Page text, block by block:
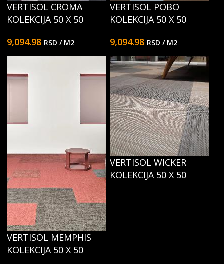
VERTISOL CROMA
KOLEKCIJA 50 X 50
9,094.98 RSD / M2
VERTISOL POBO
KOLEKCIJA 50 X 50
9,094.98 RSD / M2
VERTISOL MEMPHIS
KOLEKCIJA 50 X 50
VERTISOL WICKER
KOLEKCIJA 50 X 50